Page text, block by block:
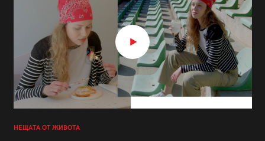
НЕЩАТА ОТ ЖИВОТА